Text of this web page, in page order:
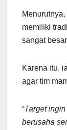
memiliki
sangat
Karena itu,
agar tim
“Target
berusaha